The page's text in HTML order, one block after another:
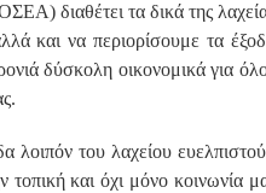
διαθέτει τα δικά της
και να περιορίσουμε τα
δύσκολη οικονομικά για
λοιπόν του λαχείου
τοπική και όχι μόνο κοινωνία